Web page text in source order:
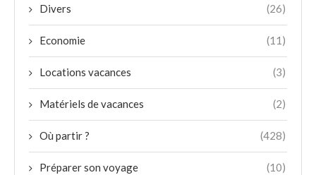
Divers (26)
Economie (11)
Locations vacances (3)
Matériels de vacances (2)
Où partir ? (428)
Préparer son voyage (10)